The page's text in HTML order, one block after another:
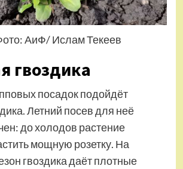
АиФ/ Ислам Текеев
гвоздика
посадок подойдёт
Летний посев для неё
до холодов растение
мощную розетку. На
гвоздика даёт плотные